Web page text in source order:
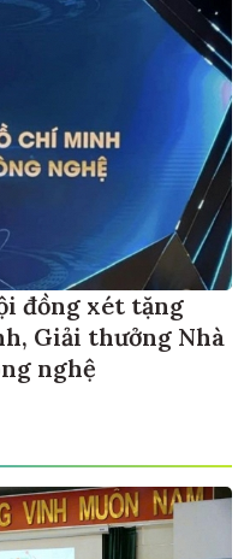
đồng xét tặng
Giải thưởng Nhà
nghệ